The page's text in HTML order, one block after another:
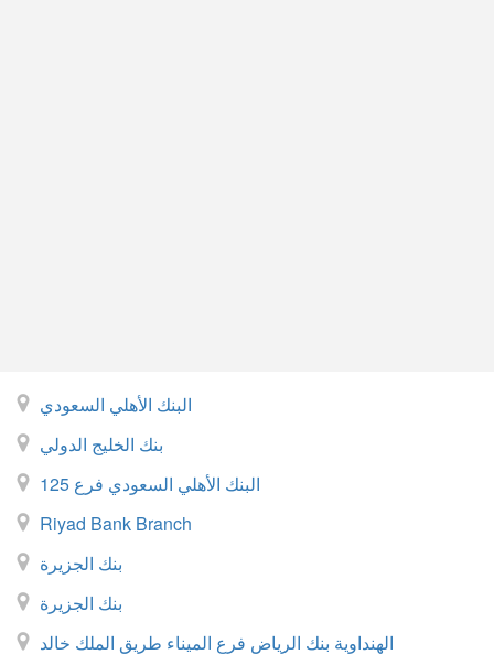
البنك الأهلي السعودي
بنك الخليج الدولي
البنك الأهلي السعودي فرع 125
Riyad Bank Branch
بنك الجزيرة
بنك الجزيرة
الهنداوية بنك الرياض فرع الميناء طريق الملك خالد